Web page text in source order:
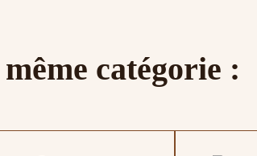
catégorie :